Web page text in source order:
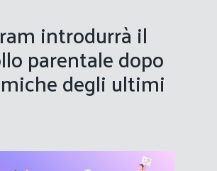
introdurrà il
parentale dopo
degli ultimi